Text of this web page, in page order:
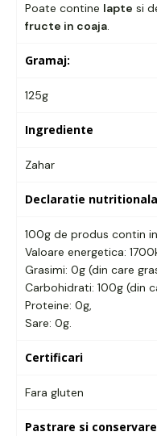
Poate contine lapte si
fructe in coaja.
Gramaj:
125g
Ingrediente
Zahar
Declaratie nutritionala
100g de produs contin
Valoare energetica:
Grasimi: 0g (din care
Carbohidrati: 100g (din
Proteine: 0g,
Sare: 0g.
Certificari
Fara gluten
Pastrare si conservare